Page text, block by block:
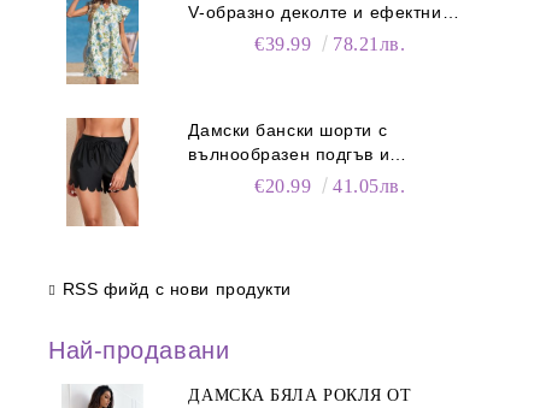
V-образно деколте и ефектни
€39.99 78.21лв.
Дамски бански шорти с
вълнообразен подгъв и
регулируема талия
€20.99 41.05лв.
RSS фийд с нови продукти
Най-продавани
ДАМСКА БЯЛА РОКЛЯ ОТ